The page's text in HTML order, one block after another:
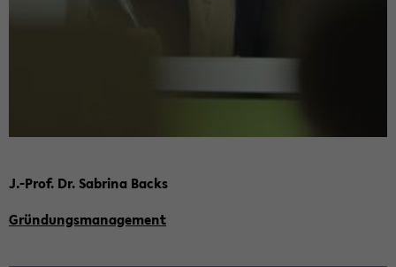
J.-Prof. Dr. Sa­bri­na Backs
Grün­dungs­ma­nage­ment